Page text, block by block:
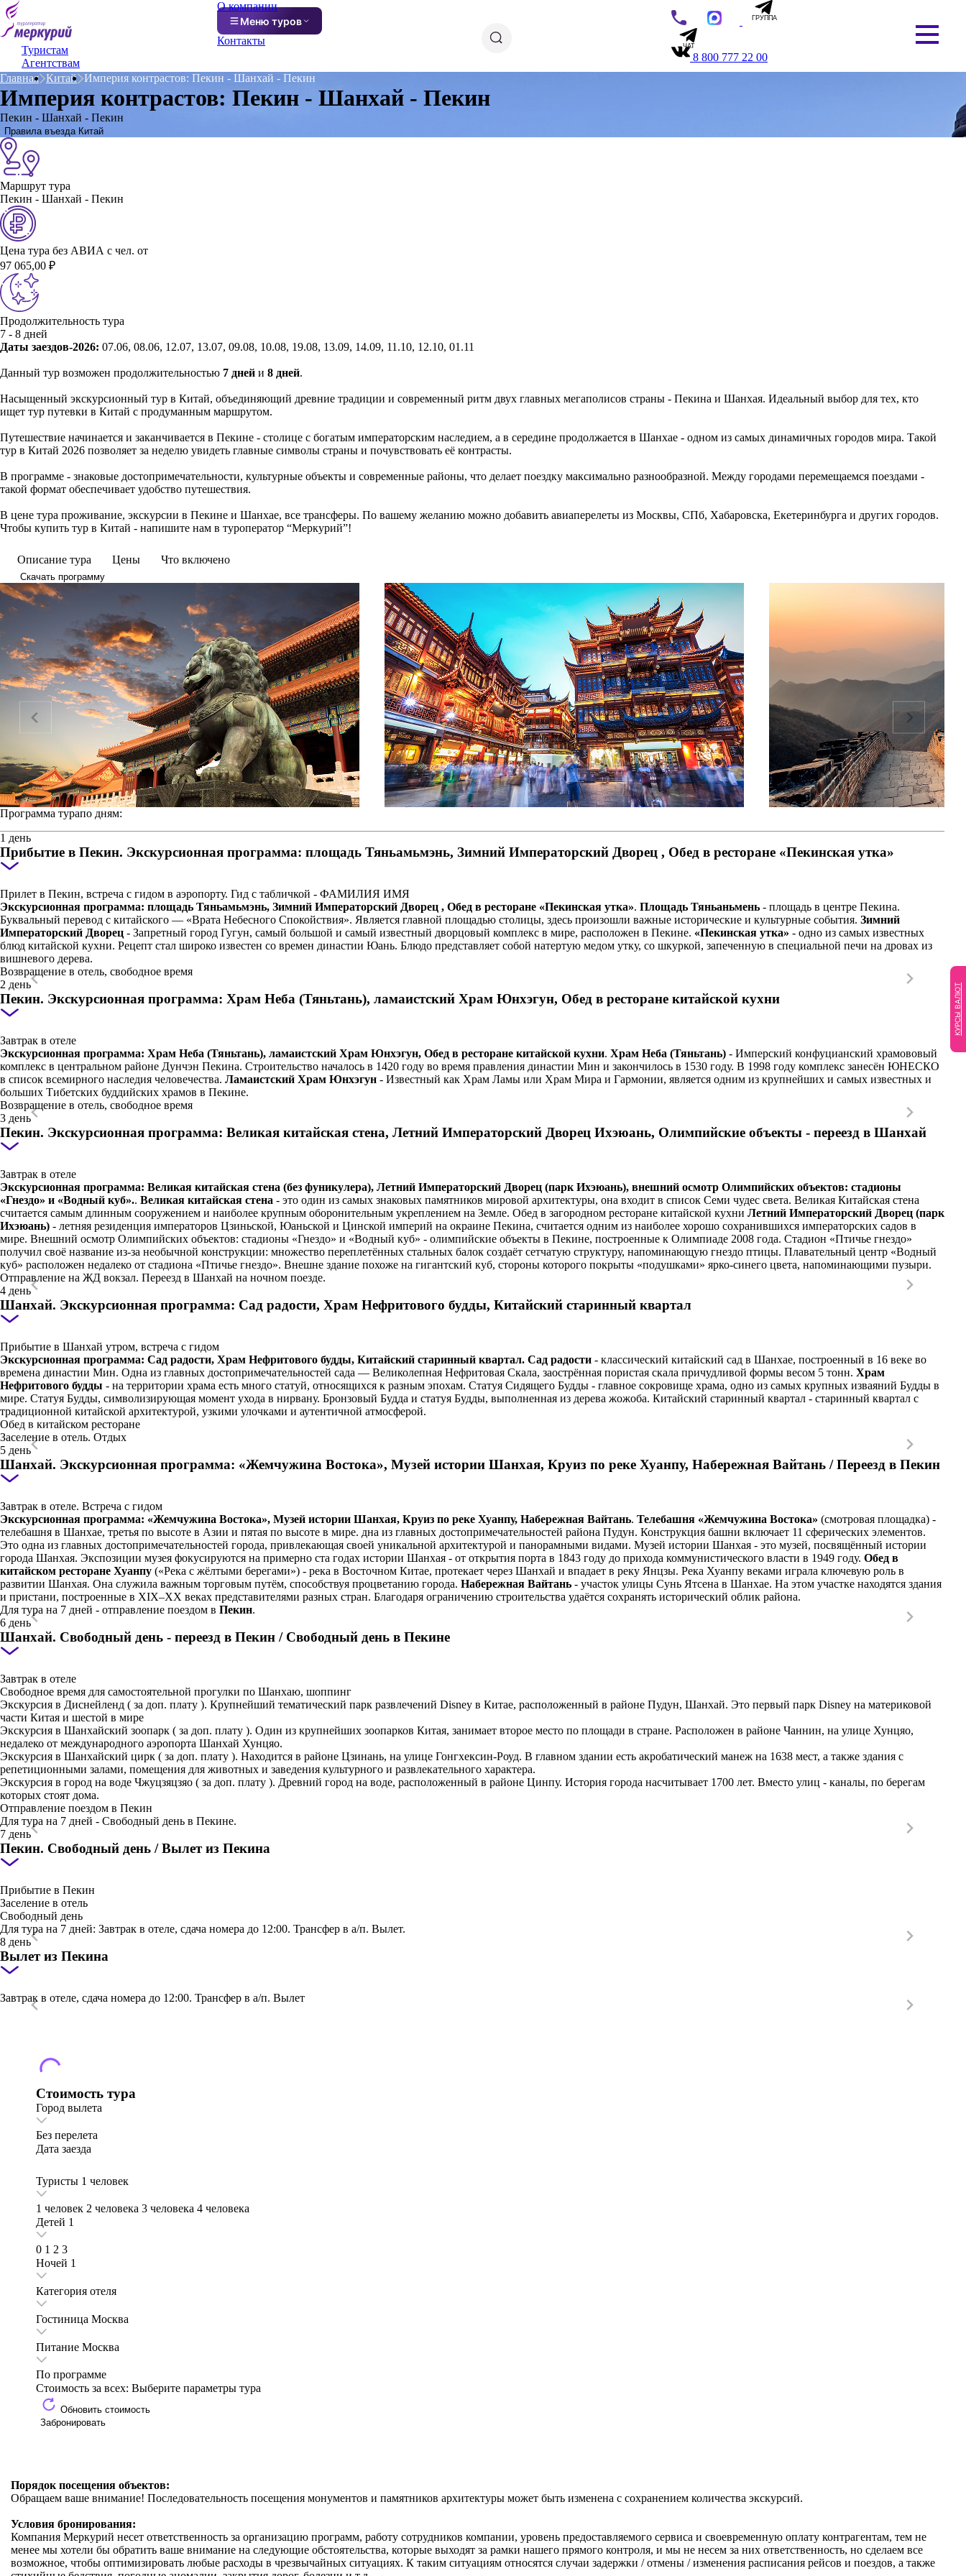
Туристам
Агентствам
О компании
Меню туров
Контакты
ГРУППА
ЧАТ
8 800 777 22 00
Главная Китай Империя контрастов: Пекин - Шанхай - Пекин
Империя контрастов: Пекин - Шанхай - Пекин
Пекин - Шанхай - Пекин
Правила въезда Китай
Маршрут тура
Пекин - Шанхай - Пекин
Цена тура без АВИА с чел. от
97 065,00 ₽
Продолжительность тура
7 - 8 дней
Даты заездов-2026: 07.06, 08.06, 12.07, 13.07, 09.08, 10.08, 19.08, 13.09, 14.09, 11.10, 12.10, 01.11
Данный тур возможен продолжительностью 7 дней и 8 дней.
Насыщенный экскурсионный тур в Китай, объединяющий древние традиции и современный ритм двух главных мегаполисов страны - Пекина и Шанхая. Идеальный выбор для тех, кто
ищет тур путевки в Китай с продуманным маршрутом.
Путешествие начинается и заканчивается в Пекине - столице с богатым императорским наследием, а в середине продолжается в Шанхае - одном из самых динамичных городов мира. Такой
тур в Китай 2026 позволяет за неделю увидеть главные символы страны и почувствовать её контрасты.
В программе - знаковые достопримечательности, культурные объекты и современные районы, что делает поездку максимально разнообразной. Между городами перемещаемся поездами -
такой формат обеспечивает удобство путешествия.
В цене тура проживание, экскурсии в Пекине и Шанхае, все трансферы. По вашему желанию можно добавить авиаперелеты из Москвы, СПб, Хабаровска, Екетеринбурга и других городов.
Чтобы купить тур в Китай - напишите нам в туроператор “Меркурий”!
Описание тура Цены Что включено
Скачать программу
Программа турапо дням:
1 день
Прибытие в Пекин. Экскурсионная программа: площадь Тяньамьмэнь, Зимний Императорский Дворец , Обед в ресторане «Пекинская утка»
Прилет в Пекин, встреча с гидом в аэропорту. Гид с табличкой - ФАМИЛИЯ ИМЯ
Экскурсионная программа: площадь Тяньамьмэнь, Зимний Императорский Дворец , Обед в ресторане «Пекинская утка». Площадь Тяньаньмень - площадь в центре Пекина.
Буквальный перевод с китайского — «Врата Небесного Спокойствия». Является главной площадью столицы, здесь произошли важные исторические и культурные события. Зимний
Императорский Дворец - Запретный город Гугун, самый большой и самый известный дворцовый комплекс в мире, расположен в Пекине. «Пекинская утка» - одно из самых известных
блюд китайской кухни. Рецепт стал широко известен со времен династии Юань. Блюдо представляет собой натертую медом утку, со шкуркой, запеченную в специальной печи на дровах из
вишневого дерева.
Возвращение в отель, свободное время
2 день
Пекин. Экскурсионная программа: Храм Неба (Тяньтань), ламаистский Храм Юнхэгун, Обед в ресторане китайской кухни
Завтрак в отеле
Экскурсионная программа: Храм Неба (Тяньтань), ламаистский Храм Юнхэгун, Обед в ресторане китайской кухни. Храм Неба (Тяньтань) - Имперский конфуцианский храмововый
комплекс в центральном районе Дунчэн Пекина. Строительство началось в 1420 году во время правления династии Мин и закончилось в 1530 году. В 1998 году комплекс занесён ЮНЕСКО
в список всемирного наследия человечества. Ламаистский Храм Юнхэгун - Известный как Храм Ламы или Храм Мира и Гармонии, является одним из крупнейших и самых известных и
больших Тибетских буддийских храмов в Пекине.
Возвращение в отель, свободное время
3 день
Пекин. Экскурсионная программа: Великая китайская стена, Летний Императорский Дворец Ихэюань, Олимпийские объекты - переезд в Шанхай
Завтрак в отеле
Экскурсионная программа: Великая китайская стена (без фуникулера), Летний Императорский Дворец (парк Ихэюань), внешний осмотр Олимпийских объектов: стадионы
«Гнездо» и «Водный куб».. Великая китайская стена - это один из самых знаковых памятников мировой архитектуры, она входит в список Семи чудес света. Великая Китайская стена
считается самым длинным сооружением и наиболее крупным оборонительным укреплением на Земле. Обед в загородном ресторане китайской кухни Летний Императорский Дворец (парк
Ихэюань) - летняя резиденция императоров Цзиньской, Юаньской и Цинской империй на окраине Пекина, считается одним из наиболее хорошо сохранившихся императорских садов в
мире. Внешний осмотр Олимпийских объектов: стадионы «Гнездо» и «Водный куб» - олимпийские объекты в Пекине, построенные к Олимпиаде 2008 года. Стадион «Птичье гнездо»
получил своё название из-за необычной конструкции: множество переплетённых стальных балок создаёт сетчатую структуру, напоминающую гнездо птицы. Плавательный центр «Водный
куб» расположен недалеко от стадиона «Птичье гнездо». Внешне здание похоже на гигантский куб, стороны которого покрыты «подушками» ярко-синего цвета, напоминающими пузыри.
Отправление на ЖД вокзал. Переезд в Шанхай на ночном поезде.
4 день
Шанхай. Экскурсионная программа: Сад радости, Храм Нефритового будды, Китайский старинный квартал
Прибытие в Шанхай утром, встреча с гидом
Экскурсионная программа: Сад радости, Храм Нефритового будды, Китайский старинный квартал. Сад радости - классический китайский сад в Шанхае, построенный в 16 веке во
времена династии Мин. Одна из главных достопримечательностей сада — Великолепная Нефритовая Скала, заострённая пористая скала причудливой формы весом 5 тонн. Храм
Нефритового будды - на территории храма есть много статуй, относящихся к разным эпохам. Статуя Сидящего Будды - главное сокровище храма, одно из самых крупных изваяний Будды в
мире. Статуя Будды, символизирующая момент ухода в нирвану. Бронзовый Будда и статуя Будды, выполненная из дерева жожоба. Китайский старинный квартал - старинный квартал с
традиционной китайской архитектурой, узкими улочками и аутентичной атмосферой.
Обед в китайском ресторане
Заселение в отель. Отдых
5 день
Шанхай. Экскурсионная программа: «Жемчужина Востока», Музей истории Шанхая, Круиз по реке Хуанпу, Набережная Вайтань / Переезд в Пекин
Завтрак в отеле. Встреча с гидом
Экскурсионная программа: «Жемчужина Востока», Музей истории Шанхая, Круиз по реке Хуанпу, Набережная Вайтань. Телебашня «Жемчужина Востока» (смотровая площадка) -
телебашня в Шанхае, третья по высоте в Азии и пятая по высоте в мире. дна из главных достопримечательностей района Пудун. Конструкция башни включает 11 сферических элементов.
Это одна из главных достопримечательностей города, привлекающая своей уникальной архитектурой и панорамными видами. Музей истории Шанхая - это музей, посвящённый истории
города Шанхая. Экспозиции музея фокусируются на примерно ста годах истории Шанхая - от открытия порта в 1843 году до прихода коммунистического власти в 1949 году. Обед в
китайском ресторане Хуанпу («Река с жёлтыми берегами») - река в Восточном Китае, протекает через Шанхай и впадает в реку Янцзы. Река Хуанпу веками играла ключевую роль в
развитии Шанхая. Она служила важным торговым путём, способствуя процветанию города. Набережная Вайтань - участок улицы Сунь Ятсена в Шанхае. На этом участке находятся здания
и пристани, построенные в XIX–XX веках представителями разных стран. Благодаря ограничению строительства удаётся сохранять исторический облик района.
Для тура на 7 дней - отправление поездом в Пекин.
6 день
Шанхай. Свободный день - переезд в Пекин / Свободный день в Пекине
Завтрак в отеле
Свободное время для самостоятельной прогулки по Шанхаю, шоппинг
Экскурсия в Диснейленд ( за доп. плату ). Крупнейший тематический парк развлечений Disney в Китае, расположенный в районе Пудун, Шанхай. Это первый парк Disney на материковой
части Китая и шестой в мире
Экскурсия в Шанхайский зоопарк ( за доп. плату ). Один из крупнейших зоопарков Китая, занимает второе место по площади в стране. Расположен в районе Чаннин, на улице Хунцяо,
недалеко от международного аэропорта Шанхай Хунцяо.
Экскурсия в Шанхайский цирк ( за доп. плату ). Находится в районе Цзинань, на улице Гонгхексин-Роуд. В главном здании есть акробатический манеж на 1638 мест, а также здания с
репетиционными залами, помещения для животных и заведения культурного и развлекательного характера.
Экскурсия в город на воде Чжуцзяцзяо ( за доп. плату ). Древний город на воде, расположенный в районе Цинпу. История города насчитывает 1700 лет. Вместо улиц - каналы, по берегам
которых стоят дома.
Отправление поездом в Пекин
Для тура на 7 дней - Свободный день в Пекине.
7 день
Пекин. Свободный день / Вылет из Пекина
Прибытие в Пекин
Заселение в отель
Свободный день
Для тура на 7 дней: Завтрак в отеле, сдача номера до 12:00. Трансфер в а/п. Вылет.
8 день
Вылет из Пекина
Завтрак в отеле, сдача номера до 12:00. Трансфер в а/п. Вылет
Стоимость тура
Город вылета
Без перелета
Дата заезда
Туристы 1 человек
1 человек 2 человека 3 человека 4 человека
Детей 1
0 1 2 3
Ночей 1
Категория отеля
Гостиница Москва
Питание Москва
По программе
Стоимость за всех: Выберите параметры тура
Обновить стоимость
Забронировать
Порядок посещения объектов:
Обращаем ваше внимание! Последовательность посещения монументов и памятников архитектуры может быть измененa с сохранением количества экскурсий.
Условия бронирования:
Компания Меркурий несет ответственность за организацию программ, работу сотрудников компании, уровень предоставляемого сервиса и своевременную оплату контрагентам, тем не
менее мы хотели бы обратить ваше внимание на следующие обстоятельства, которые выходят за рамки нашего прямого контроля, и мы не несем за них ответственность, но сделаем все
возможное, чтобы оптимизировать любые расходы в чрезвычайных ситуациях. К таким ситуациям относятся случаи задержки / отмены / изменения расписания рейсов и поездов, а также
КУРСЫ ВАЛЮТ